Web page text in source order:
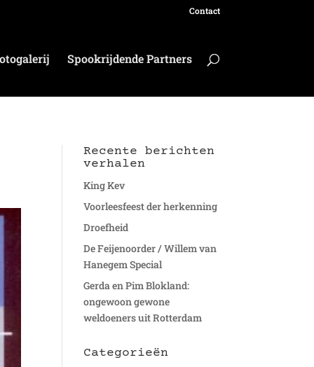
Contact
Spookrijdende Partners
Recente berichten
verhalen
King Kev
Voorleesfeest der herkenning
Droefheid
De Feijenoorder / Willem van
Hanegem Special
Gerda en Pim Blokland:
ongewoon gewone
weldoeners uit Rotterdam
Categorieën